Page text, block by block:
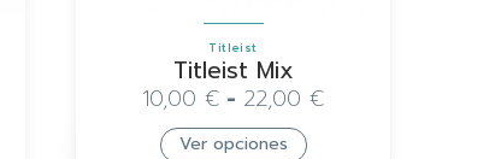
Titleist
Titleist Mix
10,00 € - 22,00 €
Ver opciones